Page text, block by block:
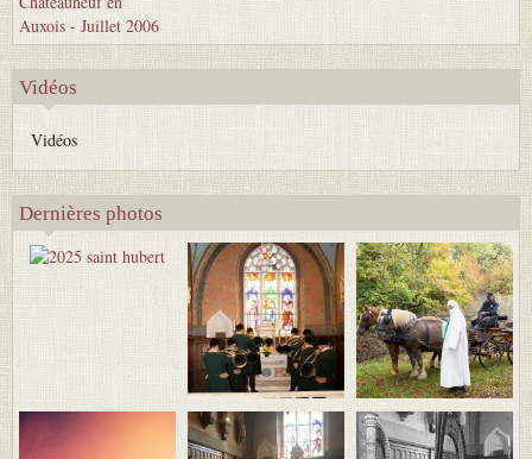
Vidéos
Vidéos
Dernières photos